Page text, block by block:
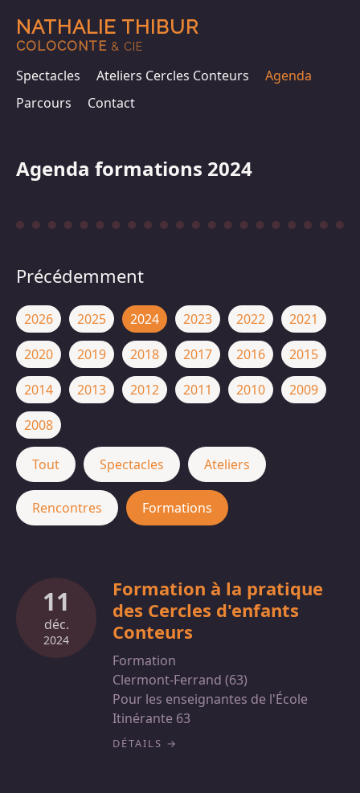
NATHALIE THIBUR
COLOCONTE & CIE
Spectacles Ateliers Cercles Conteurs
Agenda
Parcours
Contact
Agenda formations 2024
Précédemment
2026 2025 2024 2023 2022
2021
2020
2019 2018 2017 2016
2015
2014
2013 2012 2011 2010
2009
2008
Tout Spectacles Ateliers
Rencontres Formations
11
déc.
2024
Formation à la pratique
des Cercles d'enfants
Conteurs
Formation
Clermont-Ferrand (63)
Pour les enseignantes de l'École
Itinérante 63
DÉTAILS